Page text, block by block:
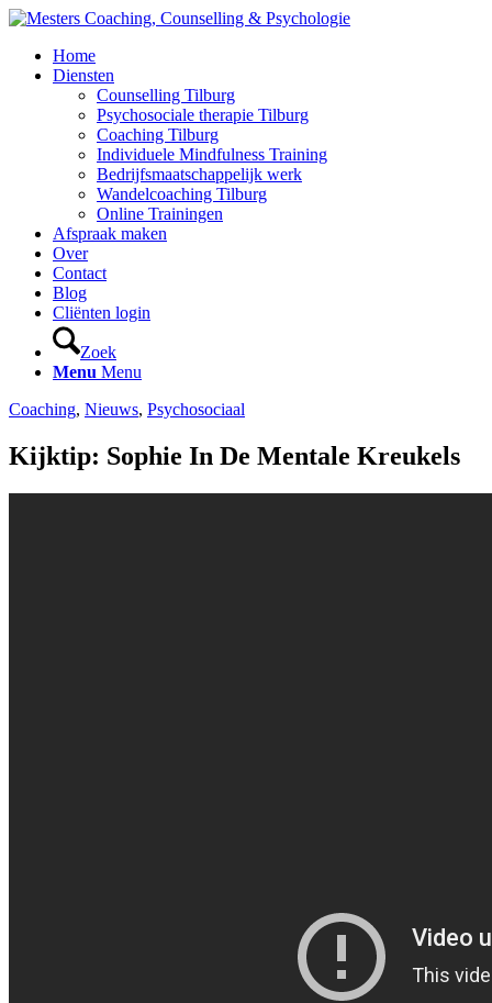
Home
Diensten
Counselling Tilburg
Psychosociale therapie Tilburg
Coaching Tilburg
Individuele Mindfulness Training
Bedrijfsmaatschappelijk werk
Wandelcoaching Tilburg
Online Trainingen
Afspraak maken
Over
Contact
Blog
Cliënten login
Zoek
Menu Menu
Coaching, Nieuws, Psychosociaal
Kijktip: Sophie In De Mentale Kreukels